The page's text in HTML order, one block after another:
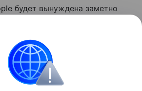
будет вынуждена заметно